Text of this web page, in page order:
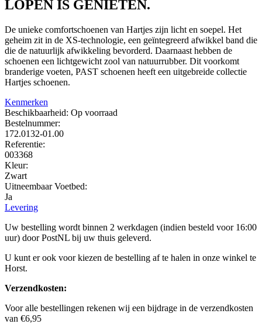
LOPEN IS GENIETEN.
De unieke comfortschoenen van Hartjes zijn licht en soepel. Het
geheim zit in de XS-technologie, een geïntegreerd afwikkel band die
die de natuurlijk afwikkeling bevorderd. Daarnaast hebben de
schoenen een lichtgewicht zool van natuurrubber. Dit voorkomt
branderige voeten, PAST schoenen heeft een uitgebreide collectie
Hartjes schoenen.
Kenmerken
Beschikbaarheid: Op voorraad
Bestelnummer:
172.0132-01.00
Referentie:
003368
Kleur:
Zwart
Uitneembaar Voetbed:
Ja
Levering
Uw bestelling wordt binnen 2 werkdagen (indien besteld voor 16:00
uur) door PostNL bij uw thuis geleverd.
U kunt er ook voor kiezen de bestelling af te halen in onze winkel te
Horst.
Verzendkosten:
Voor alle bestellingen rekenen wij een bijdrage in de verzendkosten
van €6,95